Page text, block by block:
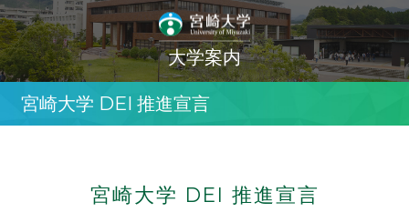
大学案内
宮崎大学 DEI 推進宣言
宮崎大学 DEI 推進宣言